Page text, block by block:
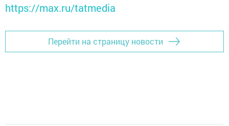
https://max.ru/tatmedia
Перейти на страницу новости